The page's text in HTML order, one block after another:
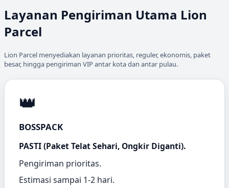
Layanan Pengiriman Utama Lion
Parcel
Lion Parcel menyediakan layanan prioritas, reguler, ekonomis, paket
besar, hingga pengiriman VIP antar kota dan antar pulau.
👑
BOSSPACK
PASTI (Paket Telat Sehari, Ongkir Diganti).
Pengiriman prioritas.
Estimasi sampai 1-2 hari.